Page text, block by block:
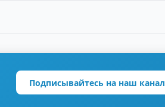
Подписывайтесь на наш канал